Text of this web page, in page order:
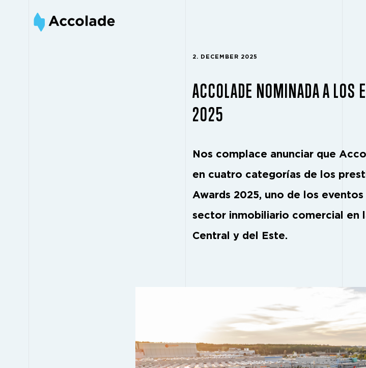
2. DECEMBER 2025
ACCOLADE NOMINADA A LOS
2025
Nos complace anunciar que
en cuatro categorías de los
Awards 2025, uno de los
sector inmobiliario comercial en
Central y del Este.